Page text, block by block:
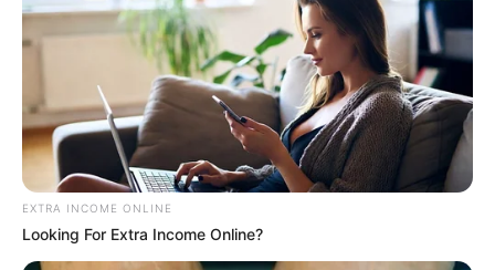
EXTRA INCOME ONLINE
Looking For Extra Income Online?